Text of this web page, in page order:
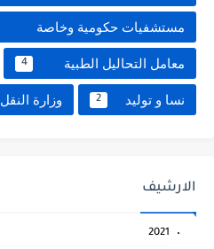
مستشفيات حكومية وخاصة
معامل التحاليل الطبية 4
نسا و توليد 2 وزارة النقل
الارشيف
2021